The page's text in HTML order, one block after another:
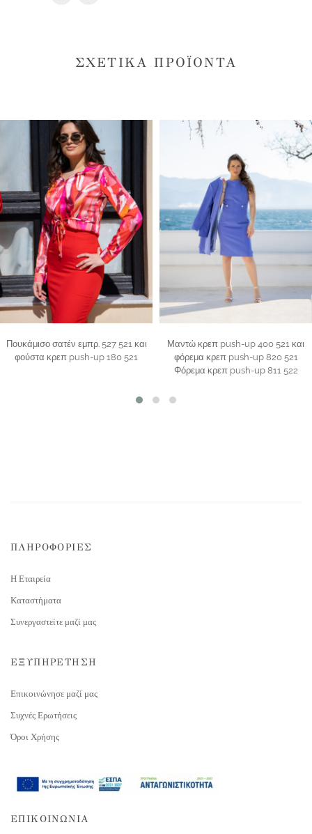
ΣΧΕΤΙΚΆ ΠΡΟΪΌΝΤΑ
Πουκάμισο σατέν εμπρ. 527 521 και
φούστα κρεπ push-up 180 521
Μαντώ κρεπ push-up 400 521 και
φόρεμα κρεπ push-up 820 521
Φόρεμα κρεπ push-up 811 522
ΠΛΗΡΟΦΟΡΙΕΣ
Η Εταιρεία
Καταστήματα
Συνεργαστείτε μαζί μας
ΕΞΥΠΗΡΕΤΗΣΗ
Επικοινώνησε μαζί μας
Συχνές Ερωτήσεις
Όροι Χρήσης
ΕΠΙΚΟΙΝΩΝΙΑ